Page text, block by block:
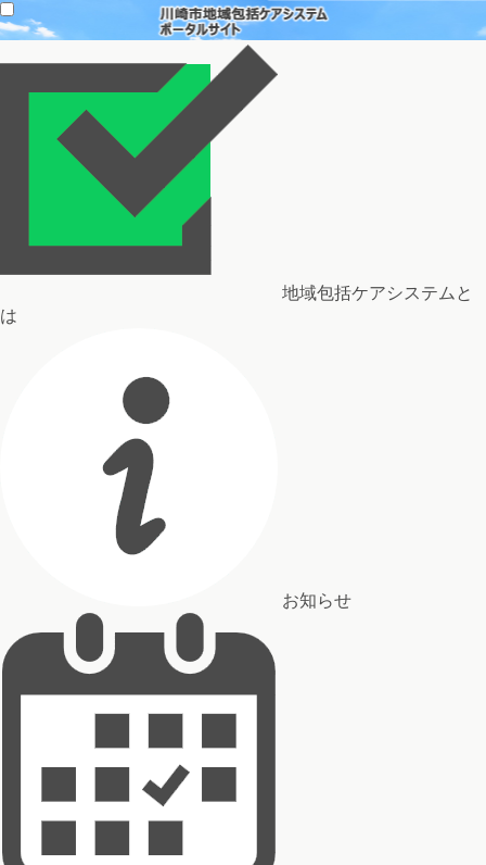
地域包括ケアシステムと
は
お知らせ